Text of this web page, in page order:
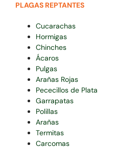
PLAGAS REPTANTES
Cucarachas
Hormigas
Chinches
Ácaros
Pulgas
Arañas Rojas
Pececillos de Plata
Garrapatas
Polillas
Arañas
Termitas
Carcomas